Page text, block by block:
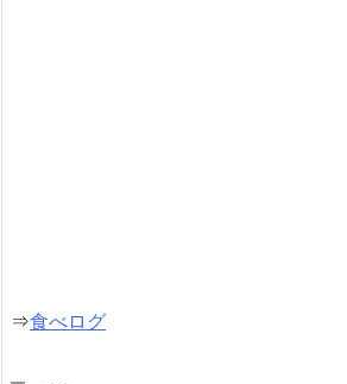
⇒食べログ